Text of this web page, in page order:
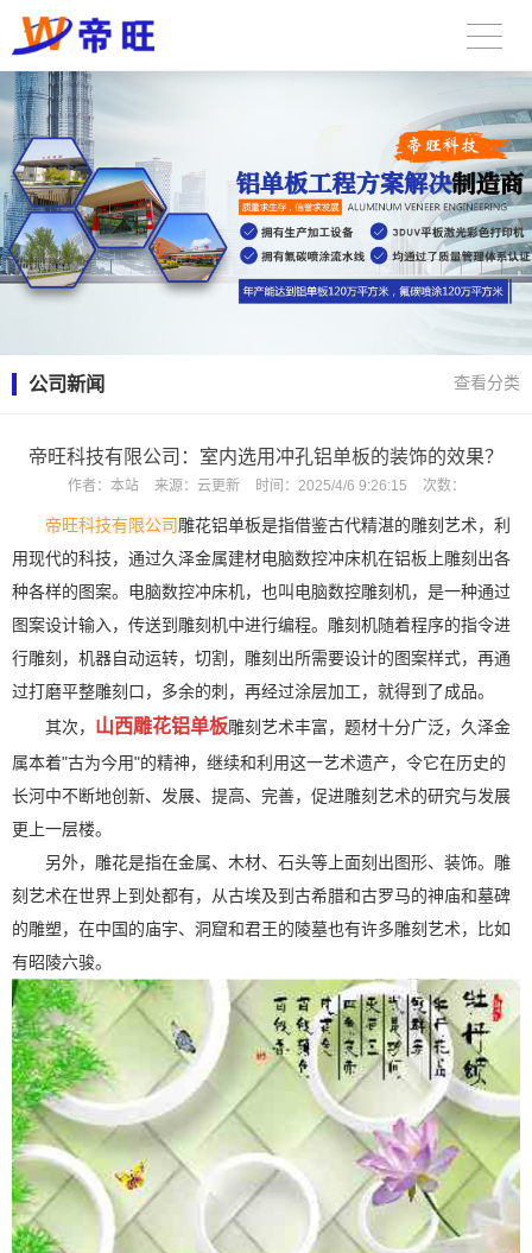
公司新闻 查看分类
帝旺科技有限公司：室内选用冲孔铝单板的装饰的效果？
作者： 本站 来源： 云更新 时间： 2025/4/6 9:26:15 次数：
帝旺科技有限公司雕花铝单板是指借鉴古代精湛的雕刻艺术，利
用现代的科技，通过久泽金属建材电脑数控冲床机在铝板上雕刻出各
种各样的图案。电脑数控冲床机，也叫电脑数控雕刻机，是一种通过
图案设计输入，传送到雕刻机中进行编程。雕刻机随着程序的指令进
行雕刻，机器自动运转，切割，雕刻出所需要设计的图案样式，再通
过打磨平整雕刻口，多余的刺，再经过涂层加工，就得到了成品。
其次， 山西雕花铝单板雕刻艺术丰富，题材十分广泛，久泽金
属本着"古为今用"的精神，继续和利用这一艺术遗产，令它在历史的
长河中不断地创新、发展、提高、完善，促进雕刻艺术的研究与发展
更上一层楼。
另外，雕花是指在金属、木材、石头等上面刻出图形、装饰。雕
刻艺术在世界上到处都有，从古埃及到古希腊和古罗马的神庙和墓碑
的雕塑，在中国的庙宇、洞窟和君王的陵墓也有许多雕刻艺术，比如
有昭陵六骏。